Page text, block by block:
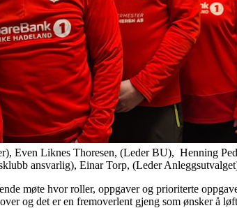
Even Liknes Thoresen, (Leder BU), Henning
ansvarlig), Einar Torp, (Leder
møte hvor roller, oppgaver og prioriterte
og det er en fremoverlent gjeng som ønsker å